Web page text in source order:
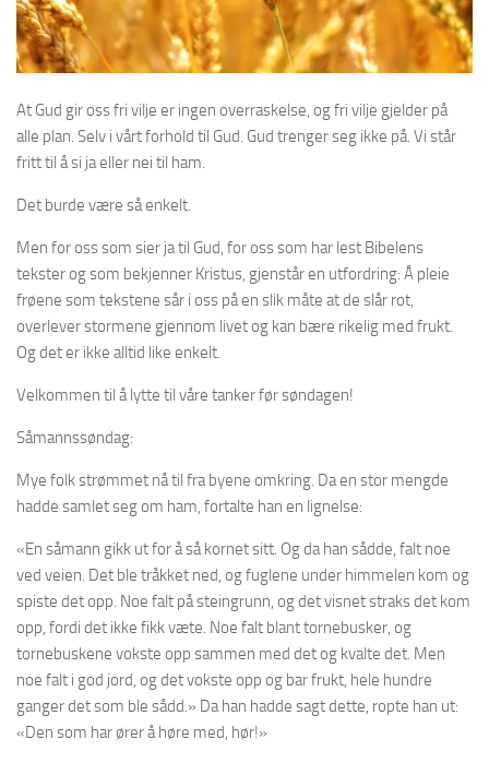
At Gud gir oss fri vilje er ingen overraskelse, og fri vilje gjelder på
alle plan. Selv i vårt forhold til Gud. Gud trenger seg ikke på. Vi står
fritt til å si ja eller nei til ham.
Det burde være så enkelt.
Men for oss som sier ja til Gud, for oss som har lest Bibelens
tekster og som bekjenner Kristus, gjenstår en utfordring: Å pleie
frøene som tekstene sår i oss på en slik måte at de slår rot,
overlever stormene gjennom livet og kan bære rikelig med frukt.
Og det er ikke alltid like enkelt.
Velkommen til å lytte til våre tanker før søndagen!
Såmannssøndag:
Mye folk strømmet nå til fra byene omkring. Da en stor mengde
hadde samlet seg om ham, fortalte han en lignelse:
«En såmann gikk ut for å så kornet sitt. Og da han sådde, falt noe
ved veien. Det ble tråkket ned, og fuglene under himmelen kom og
spiste det opp. Noe falt på steingrunn, og det visnet straks det kom
opp, fordi det ikke fikk væte. Noe falt blant tornebusker, og
tornebuskene vokste opp sammen med det og kvalte det. Men
noe falt i god jord, og det vokste opp og bar frukt, hele hundre
ganger det som ble sådd.» Da han hadde sagt dette, ropte han ut:
«Den som har ører å høre med, hør!»